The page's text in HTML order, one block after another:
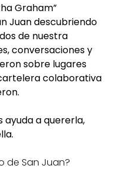
Graham”
Juan descubriendo
de nuestra
conversaciones y
sobre lugares
colaborativa
ayuda a quererla,
de San Juan?